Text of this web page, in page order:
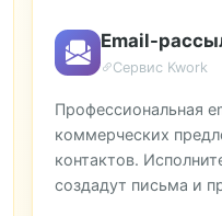
Email-
Сервис Kwork
Профессиональная
коммерческих
контактов.
создадут письма и